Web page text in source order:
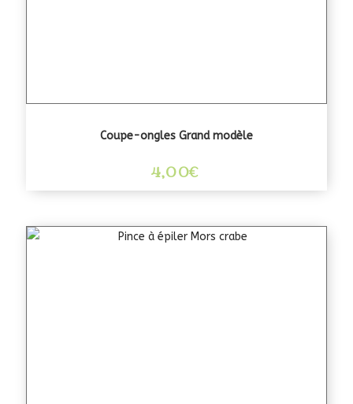
Coupe-ongles Grand modèle
4,00€